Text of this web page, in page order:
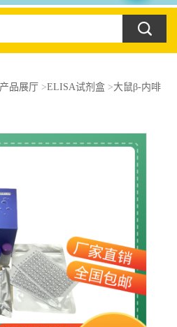
产品展厅 >ELISA试剂盒>大鼠β-内啡